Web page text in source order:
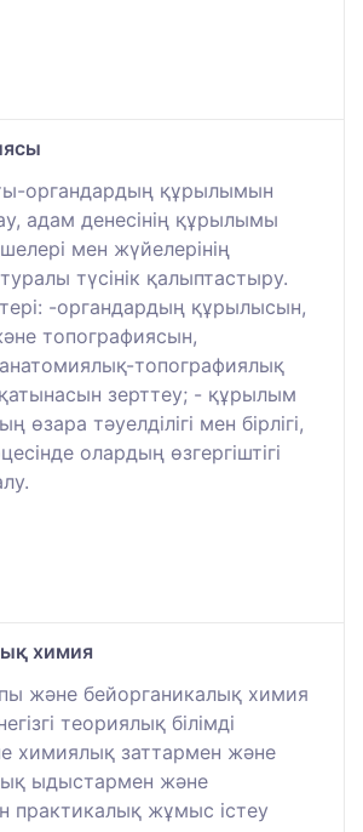
органдардың құрылымын
адам денесінің құрылымы
мен жүйелерінің
түсінік қалыптастыру.
-органдардың құрылысын,
топографиясын,
топографиялық
зерттеу; - құрылым
өзара тәуелділігі мен бірлігі,
олардың өзгергіштігі
химия
және бейорганикалық химия
теориялық білімді
химиялық заттармен және
ыдыстармен және
практикалық жұмыс істеу